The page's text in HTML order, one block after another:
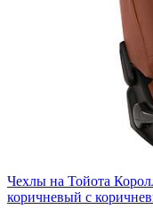
Чехлы на Тойота
коричневый с